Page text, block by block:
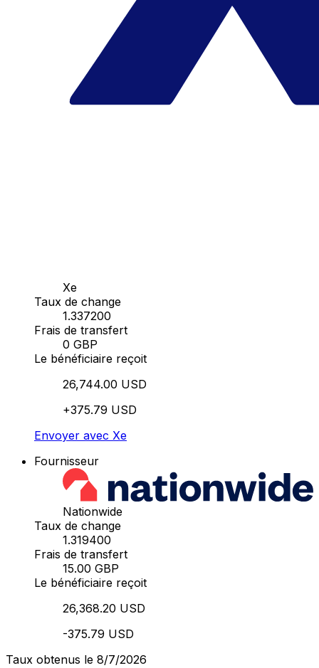
Xe
Taux de change
1.337200
Frais de transfert
0 GBP
Le bénéficiaire reçoit
26,744.00 USD
+375.79 USD
Envoyer avec Xe
Fournisseur
Nationwide
Taux de change
1.319400
Frais de transfert
15.00 GBP
Le bénéficiaire reçoit
26,368.20 USD
-375.79 USD
Taux obtenus le 8/7/2026